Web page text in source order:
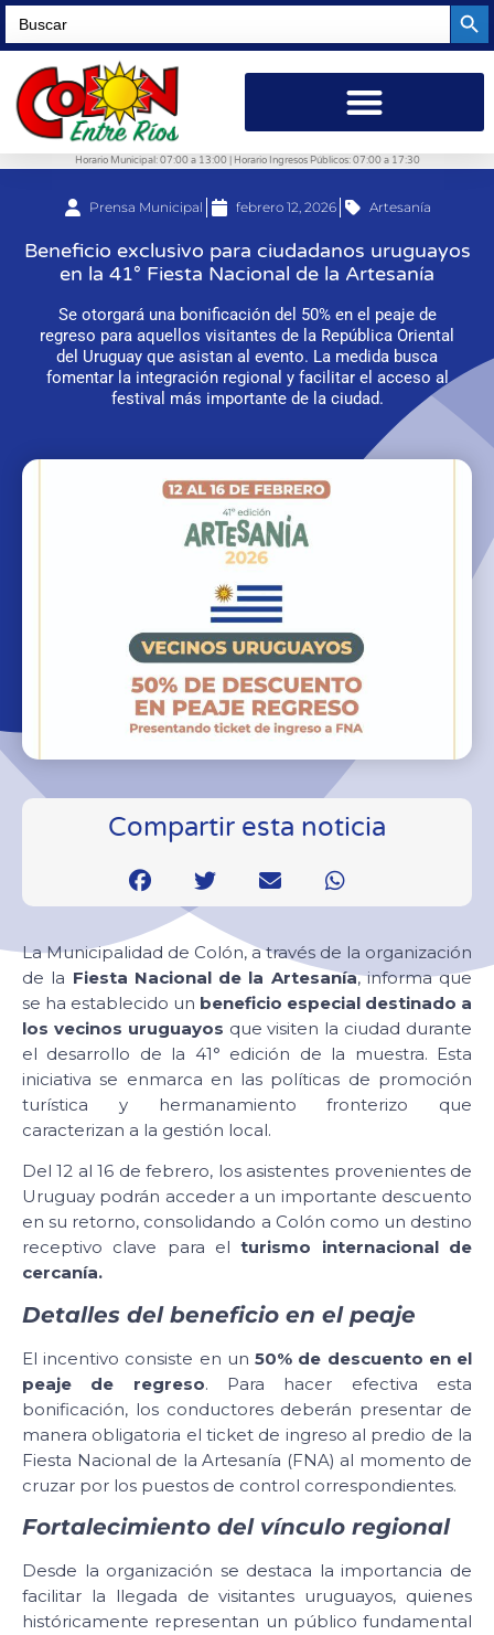
Search
for:
Horario Municipal: 07:00 a 13:00 | Horario Ingresos Públicos: 07:00 a 17:30
Prensa Municipal febrero 12, 2026 Artesanía
Beneficio exclusivo para ciudadanos uruguayos
en la 41° Fiesta Nacional de la Artesanía
Se otorgará una bonificación del 50% en el peaje de
regreso para aquellos visitantes de la República Oriental
del Uruguay que asistan al evento. La medida busca
fomentar la integración regional y facilitar el acceso al
festival más importante de la ciudad.
Compartir esta noticia
La Municipalidad de Colón, a través de la organización
de la Fiesta Nacional de la Artesanía, informa que
se ha establecido un beneficio especial destinado a
los vecinos uruguayos que visiten la ciudad durante
el desarrollo de la 41° edición de la muestra. Esta
iniciativa se enmarca en las políticas de promoción
turística y hermanamiento fronterizo que
caracterizan a la gestión local.
Del 12 al 16 de febrero, los asistentes provenientes de
Uruguay podrán acceder a un importante descuento
en su retorno, consolidando a Colón como un destino
receptivo clave para elturismo internacional de
cercanía.
Detalles del beneficio en el peaje
El incentivo consiste en un50% de descuento en el
peaje de regreso. Para hacer efectiva esta
bonificación, los conductores deberán presentar de
manera obligatoria el ticket de ingreso al predio de la
Fiesta Nacional de la Artesanía (FNA) al momento de
cruzar por los puestos de control correspondientes.
Fortalecimiento del vínculo regional
Desde la organización se destaca la importancia de
facilitar la llegada de visitantes uruguayos, quienes
históricamente representan un público fundamental